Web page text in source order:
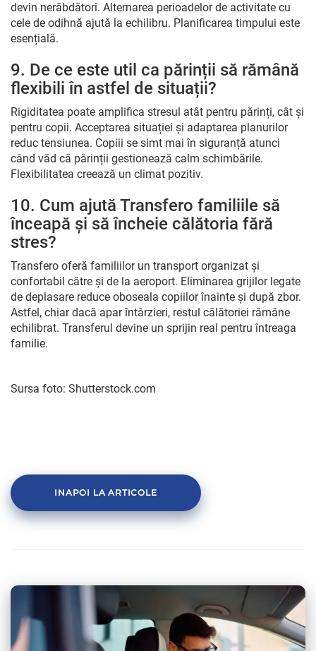
devin nerăbdători. Alternarea perioadelor de activitate cu
cele de odihnă ajută la echilibru. Planificarea timpului este
esențială.
9. De ce este util ca părinții să rămână
flexibili în astfel de situații?
Rigiditatea poate amplifica stresul atât pentru părinți, cât și
pentru copii. Acceptarea situației și adaptarea planurilor
reduc tensiunea. Copiii se simt mai în siguranță atunci
când văd că părinții gestionează calm schimbările.
Flexibilitatea creează un climat pozitiv.
10. Cum ajută Transfero familiile să
înceapă și să încheie călătoria fără
stres?
Transfero oferă familiilor un transport organizat și
confortabil către și de la aeroport. Eliminarea grijilor legate
de deplasare reduce oboseala copiilor înainte și după zbor.
Astfel, chiar dacă apar întârzieri, restul călătoriei rămâne
echilibrat. Transferul devine un sprijin real pentru întreaga
familie.
Sursa foto: Shutterstock.com
INAPOI LA ARTICOLE